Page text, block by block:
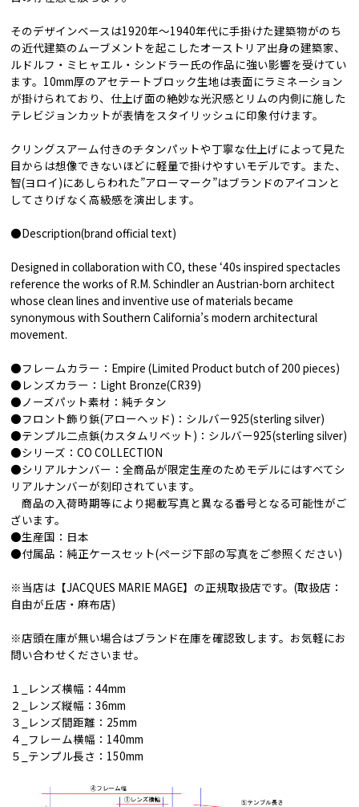
そのデザインベースは1920年〜1940年代に手掛けた建築物がのち
の近代建築のムーブメントを起こしたオーストリア出身の建築家、
ルドルフ・ミヒャエル・シンドラー氏の作品に強い影響を受けてい
ます。10mm厚のアセテートブロック生地は表面にラミネーション
が掛けられており、仕上げ面の絶妙な光沢感とリムの内側に施した
テレビジョンカットが表情をスタイリッシュに印象付けます。
クリングスアーム付きのチタンパットや丁寧な仕上げによって見た
目からは想像できないほどに軽量で掛けやすいモデルです。また、
智(ヨロイ)にあしらわれた”アローマーク”はブランドのアイコンと
してさりげなく高級感を演出します。
●Description(brand official text)
Designed in collaboration with CO, these ‘40s inspired spectacles
reference the works of R.M. Schindler an Austrian-born architect
whose clean lines and inventive use of materials became
synonymous with Southern California’s modern architectural
movement.
●フレームカラー：Empire (Limited Product butch of 200 pieces)
●レンズカラー：Light Bronze(CR39)
●ノーズパット素材：純チタン
●フロント飾り鋲(アローヘッド)：シルバー925(sterling silver)
●テンプル二点鋲(カスタムリベット)：シルバー925(sterling silver)
●シリーズ：CO COLLECTION
●シリアルナンバー：全商品が限定生産のためモデルにはすべてシ
リアルナンバーが刻印されています。
商品の入荷時期等により掲載写真と異なる番号となる可能性がご
ざいます。
●生産国：日本
●付属品：純正ケースセット(ページ下部の写真をご参照ください)
※当店は【JACQUES MARIE MAGE】の正規取扱店です。(取扱店：
自由が丘店・麻布店)
※店頭在庫が無い場合はブランド在庫を確認致します。お気軽にお
問い合わせくださいませ。
１_レンズ横幅：44mm
２_レンズ縦幅：36mm
３_レンズ間距離：25mm
４_フレーム横幅：140mm
５_テンプル長さ：150mm